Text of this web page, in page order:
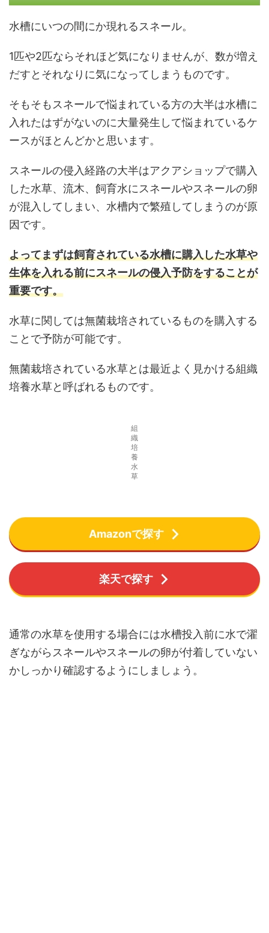
水槽にいつの間にか現れるスネール。
1匹や2匹ならそれほど気になりませんが、数が増え
だすとそれなりに気になってしまうものです。
そもそもスネールで悩まれている方の大半は水槽に
入れたはずがないのに大量発生して悩まれているケ
ースがほとんどかと思います。
スネールの侵入経路の大半はアクアショップで購入
した水草、流木、飼育水にスネールやスネールの卵
が混入してしまい、水槽内で繁殖してしまうのが原
因です。
よってまずは飼育されている水槽に購入した水草や
生体を入れる前にスネールの侵入予防をすることが
重要です。
水草に関しては無菌栽培されているものを購入する
ことで予防が可能です。
無菌栽培されている水草とは最近よく見かける組織
培養水草と呼ばれるものです。
組
織
培
養
水
草
Amazonで探す
楽天で探す
通常の水草を使用する場合には水槽投入前に水で濯
ぎながらスネールやスネールの卵が付着していない
かしっかり確認するようにしましょう。